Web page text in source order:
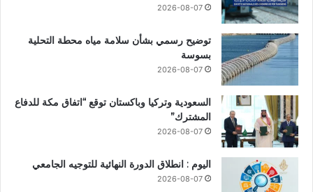
2026-08-07
توضيح رسمي بشأن سلامة مياه محطة التحلية
بسوسة
2026-08-07
السعودية وتركيا وباكستان توقع “اتفاق مكة للدفاع
المشترك”
2026-08-07
اليوم : انطلاق الدورة النهائية للتوجيه الجامعي
2026-08-07